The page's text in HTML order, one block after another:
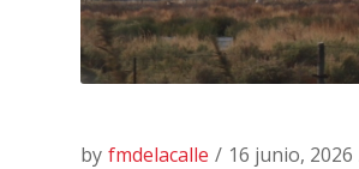
by fmdelacalle / 16 junio, 2026